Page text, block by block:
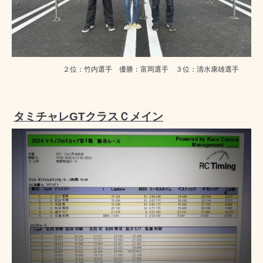
２位：竹内選手 優勝：富岡選手 ３位：清水康雄選手
タミチャレGTクラスＣメイン